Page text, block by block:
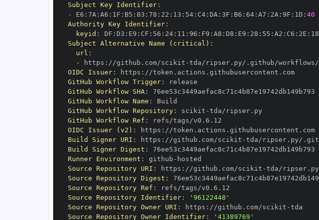
Subject Key Identifier:
-
E6 : 7A : A6 : 1F : B5 : 83 : 78 : 22 : 13 : 54: C4: DA : 3F : B6 : 64: A7 : 2A : 9F : 1D : 40
Authority Key Identifier:
keyid : DF : D3 : E9 : CF : 56 : 24: 11 : 96 : F9 : A8 : D8 : E9 : 28 : 55 : A2 : C6 : 2E : 18
Subject Alternative Name (critical) :
url :
-
https : //github.com/scikit -
OIDC Issuer: https :
//token.actions.githubusercontent.com
GitHub Workflow Trigger:
GitHub Workflow SHA:
GitHub Workflow Name :
GitHub Workflow Repository: scikit -
GitHub Workflow Ref :
OIDC Issuer (v2) : https :
//token.actions.githubusercontent.com
Build Signer URI : https : //github.com/scikit -
Build Signer Digest :
Runner Environment : github -
Source Repository URI : https : //github.com/scikit -
Source Repository Digest :
Source Repository Ref :
Source Repository Identifier:
'96122448'
Source Repository Owner URI : https : //github.com/scikit -
Source Repository Owner Identifier: '41389769'